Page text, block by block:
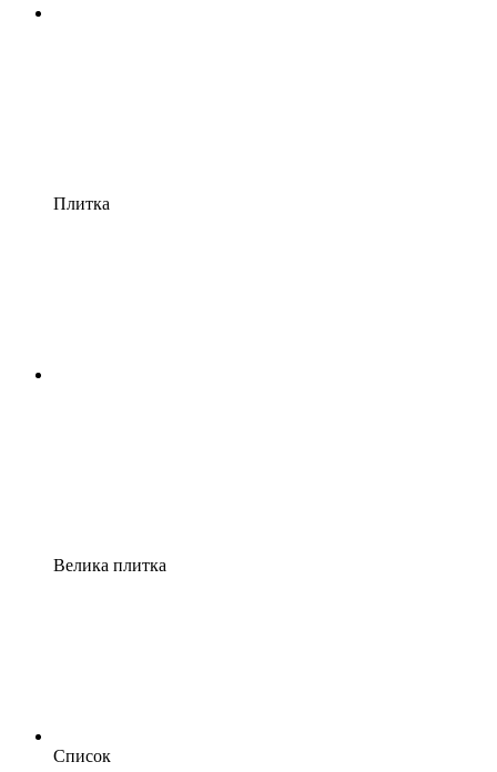
Плитка
Велика плитка
Список